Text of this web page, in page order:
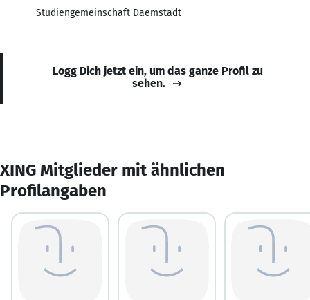
Studiengemeinschaft Daemstadt
Logg Dich jetzt ein, um das ganze Profil zu
sehen.
XING Mitglieder mit ähnlichen
Profilangaben